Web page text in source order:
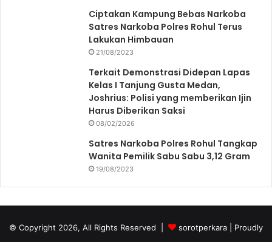
Ciptakan Kampung Bebas Narkoba
Satres Narkoba Polres Rohul Terus
Lakukan Himbauan
21/08/2023
Terkait Demonstrasi Didepan Lapas
Kelas I Tanjung Gusta Medan,
Joshrius: Polisi yang memberikan Ijin
Harus Diberikan Saksi
08/02/2026
Satres Narkoba Polres Rohul Tangkap
Wanita Pemilik Sabu Sabu 3,12 Gram
19/08/2023
© Copyright 2026, All Rights Reserved | sorotperkara | Proudly